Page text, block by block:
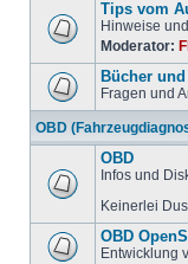
Tips vom
Hinweise
Moderator:
Bücher
Fragen und
OBD
OBD
Infos und
Keinerlei
OBD
Entwicklung